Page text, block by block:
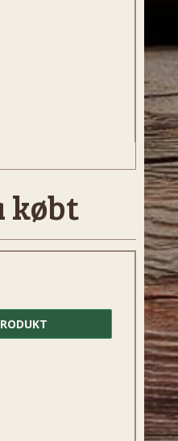
købt